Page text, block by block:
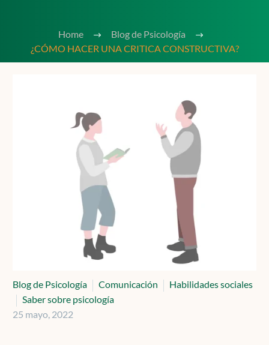
Contacto
Localízanos
Solicita cita
Home
Blog de Psicología
¿CÓMO HACER UNA CRITICA CONSTRUCTIVA?
Blog de Psicología Comunicación
Habilidades sociales
Saber sobre psicología
25 mayo, 2022